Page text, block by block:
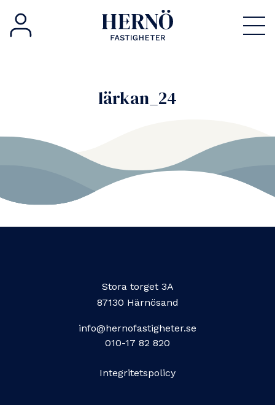
lärkan_24
Stora torget 3A
87130 Härnösand
info@hernofastigheter.se
010-17 82 820
Integritetspolicy